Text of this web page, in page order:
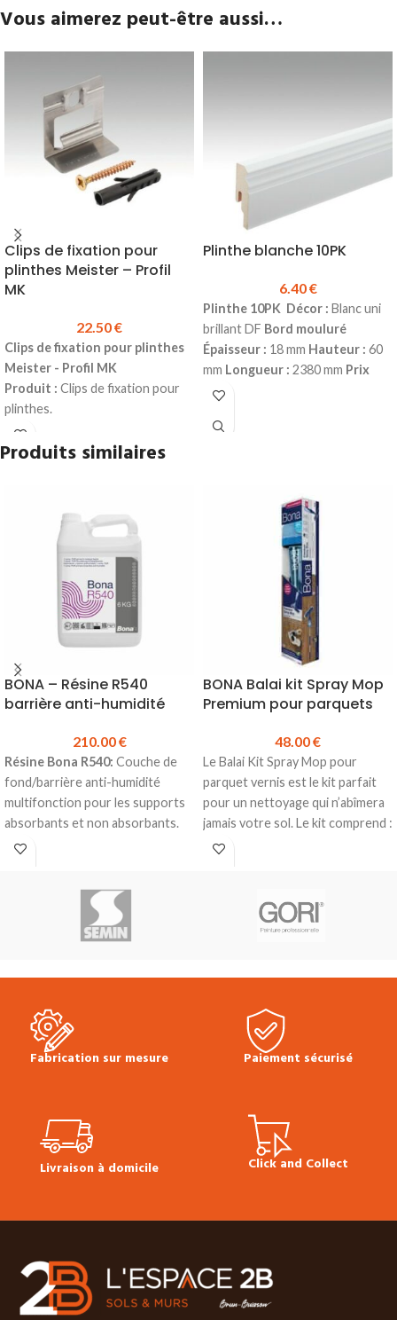
Vous aimerez peut-être aussi…
Clips de fixation pour
plinthes Meister – Profil
MK
22.50€
Clips de fixation pour plinthes
Meister - Profil MK
Produit : Clips de fixation pour
plinthes.
Compatibilité :
15MK et 16MK.
Accessoires inclus :
Prix TTC à la boite :
22.50 €
Plinthe blanche 10PK
6.40€
Plinthe 10PK Décor : Blanc uni
brillant DF Bord mouluré
Épaisseur : 18 mm Hauteur : 60
mm Longueur : 2380 mm Prix
TTC au ml :
Produits similaires
BONA – Résine R540
barrière anti-humidité
210.00€
Résine Bona R540: Couche de
fond/barrière anti-humidité
multifonction pour les supports
absorbants et non absorbants.
Rendement :
Anti-humidité
Bonne pénétration
Conditionnement :Bidon de
Prix TTC au KG :
TTC au bidon :
Fiche technique et mise en
BONA Balai kit Spray Mop
Premium pour parquets
48.00€
Le Balai Kit Spray Mop pour
parquet vernis est le kit parfait
pour un nettoyage qui n’abîmera
jamais votre sol. Le kit comprend :
Un balai
pour parquets
Produit en stock
Fabrication sur mesure Paiement sécurisé
Livraison à domicile Click and Collect